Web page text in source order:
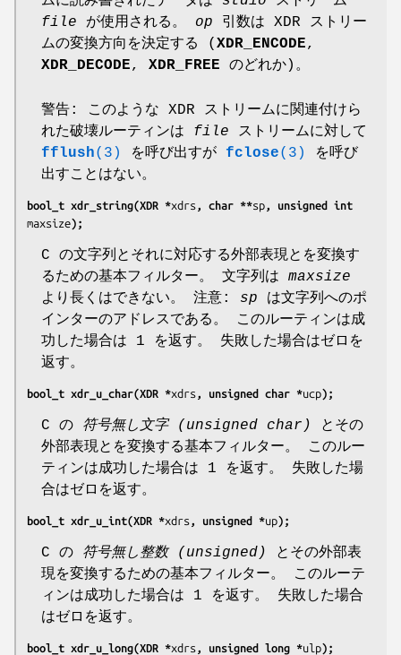
file が使用される。 op 引数は XDR ストリー
ムの変換方向を決定する ( XDR_ENCODE,
XDR_DECODE, XDR_FREE のどれか)。
警告: このような XDR ストリームに関連付けら
れた破壊ルーティンは file ストリームに対して
fflush(3) を呼び出すが fclose(3)
を呼び
出すことはない。
bool_t xdr_string(XDR *xdrs , char **sp
maxsize);
C の文字列とそれに対応する外部表現とを変換す
るための基本フィルター。 文字列は maxsize
より長くはできない。 注意: sp は文字列へのポ
インターのアドレスである。 このルーティンは成
功した場合は 1 を返す。 失敗した場合はゼロを
返す。
bool_t xdr_u_char(XDR *xdrs , unsigned char *ucp);
C の 符号無し文字 (unsigned char)
とその
外部表現とを変換する基本フィルター。 このルー
ティンは成功した場合は 1 を返す。 失敗した場
合はゼロを返す。
bool_t xdr_u_int(XDR *xdrs , unsigned *up);
C の 符号無し整数 (unsigned)
とその外部表
現を変換するための基本フィルター。 このルーテ
ィンは成功した場合は 1 を返す。 失敗した場合
はゼロを返す。
bool_t xdr_u_long(XDR *xdrs , unsigned long *ulp);